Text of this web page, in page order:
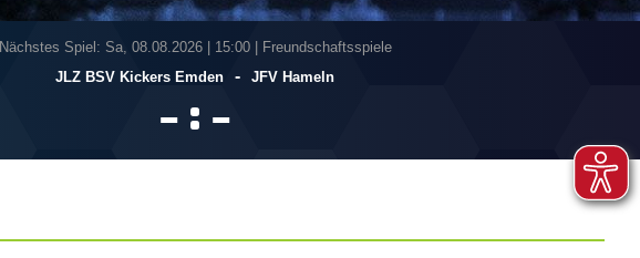
Nächstes Spiel: Sa, 08.08.2026| 15:00 | Freundschaftsspiele
JLZ BSV Kickers Emden
- JFV Hameln
 : 